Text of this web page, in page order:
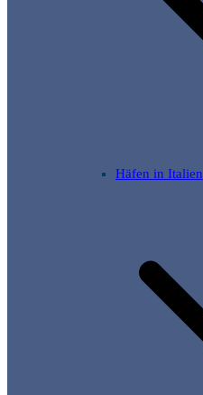
Häfen in Italien